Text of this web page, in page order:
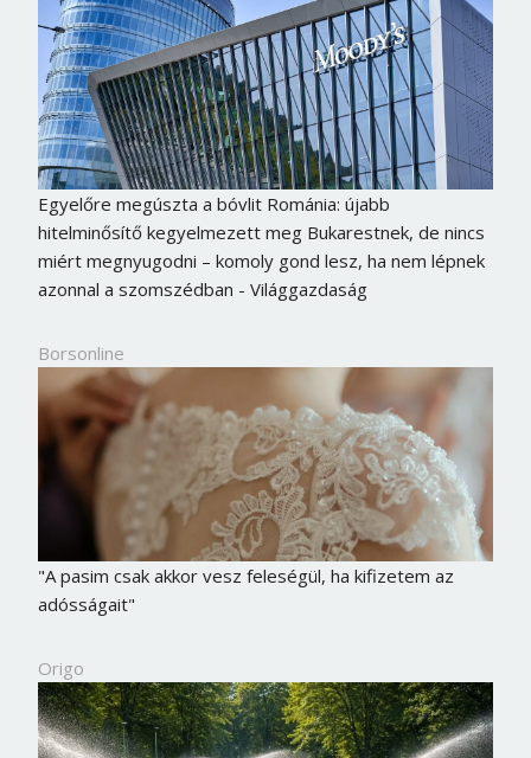
Egyelőre megúszta a bóvlit Románia: újabb
hitelminősítő kegyelmezett meg Bukarestnek, de nincs
miért megnyugodni – komoly gond lesz, ha nem lépnek
azonnal a szomszédban - Világgazdaság
Borsonline
"A pasim csak akkor vesz feleségül, ha kifizetem az
adósságait"
Origo
Jelszó
Mégse Bejelentkezés